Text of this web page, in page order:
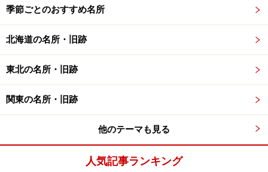
錦帯橋を渡り、岩国城の天守閣へ
錦川の左岸から右岸へ、錦帯橋を渡る（2022年6月撮影）
払って渡り始めます。
5連のアーチ橋を渡る感覚は、神社によくある太鼓橋を
季節ごとのおすすめ名所
北海道の名所・旧跡
東北の名所・旧跡
関東の名所・旧跡
他のテーマも見る
人気記事ランキング